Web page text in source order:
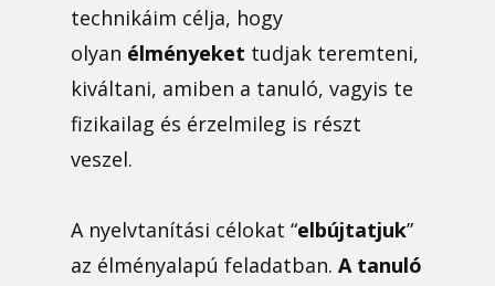
technikáim célja, hogy
olyan élményeket tudjak teremteni,
kiváltani, amiben a tanuló, vagyis te
fizikailag és érzelmileg is részt
veszel.
A nyelvtanítási célokat “elbújtatjuk”
az élményalapú feladatban. A tanuló